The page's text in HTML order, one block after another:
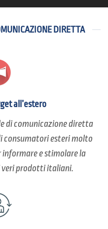
DIRETTA
all’estero
di comunicazione diretta
consumatori esteri molto
e stimolare la
veri prodotti italiani.